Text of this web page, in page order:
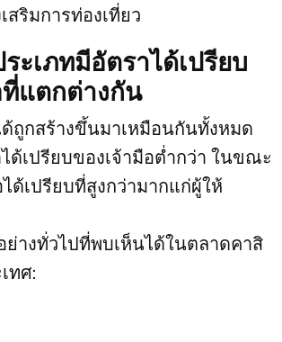
สริมการท่องเที่ยว
ะเภทมีอัตราได้เปรียบ
แตกต่างกัน
ด้ถูกสร้างขึ้นมาเหมือนกันทั้งหมด
ด้เปรียบของเจ้ามือต่ำกว่า ในขณะ
ด้เปรียบที่สูงกว่ามากแก่ผู้ให้
ย่างทั่วไปที่พบเห็นได้ในตลาดคาสิ
ทศ: